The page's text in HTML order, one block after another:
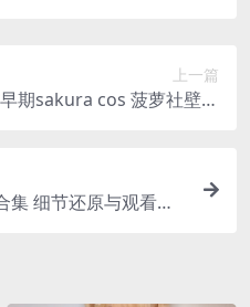
上一篇
期sakura cos 菠萝社壁纸
细节还原与观看相